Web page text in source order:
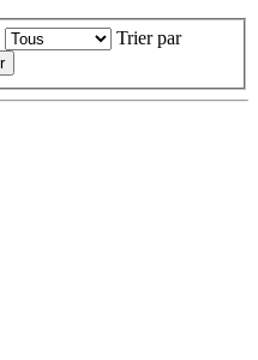
Trier par